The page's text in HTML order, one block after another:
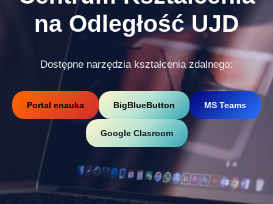
na Odległość UJD
Dostępne narzędzia kształcenia zdalnego:
Portal enauka BigBlueButton MS Teams
Google Clasroom